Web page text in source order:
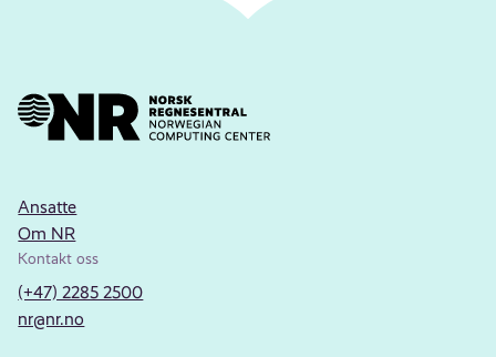
Ansatte
Om NR
Kontakt oss
(+47) 2285 2500
nr@nr.no